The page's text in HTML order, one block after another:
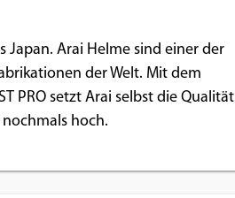
Japan. Arai Helme sind einer der
der Welt. Mit dem
PRO setzt Arai selbst die Qualität
hoch.